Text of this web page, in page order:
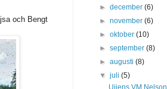
och Bengt
►december(6)
►november(6)
►oktober(10)
►september(8)
►augusti(8)
▼juli(5)
Ujjens VM Nelson